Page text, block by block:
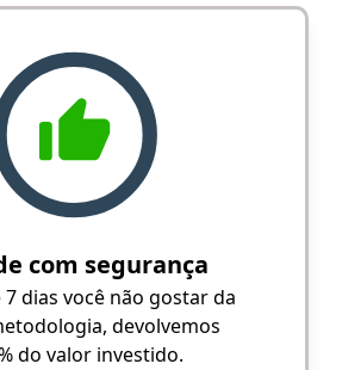
com segurança
7 dias você não gostar da
devolvemos
do valor investido.